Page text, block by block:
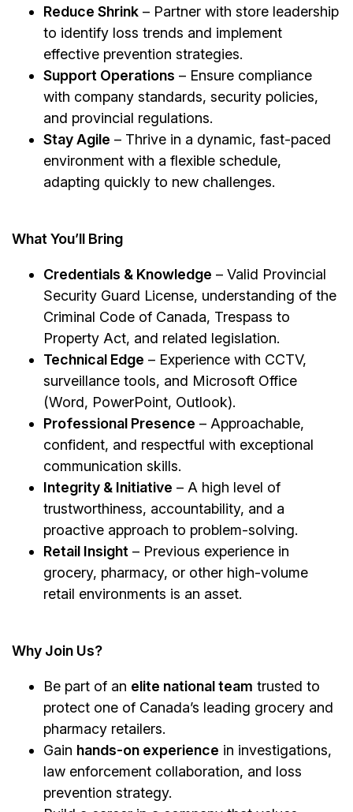
Reduce Shrink – Partner with store leadership
to identify loss trends and implement
effective prevention strategies.
Support Operations – Ensure compliance
with company standards, security policies,
and provincial regulations.
Stay Agile – Thrive in a dynamic, fast-paced
environment with a flexible schedule,
adapting quickly to new challenges.
What You’ll Bring
Credentials & Knowledge – Valid Provincial
Security Guard License, understanding of the
Criminal Code of Canada, Trespass to
Property Act, and related legislation.
Technical Edge – Experience with CCTV,
surveillance tools, and Microsoft Office
(Word, PowerPoint, Outlook).
Professional Presence – Approachable,
confident, and respectful with exceptional
communication skills.
Integrity & Initiative – A high level of
trustworthiness, accountability, and a
proactive approach to problem-solving.
Retail Insight – Previous experience in
grocery, pharmacy, or other high-volume
retail environments is an asset.
Why Join Us?
Be part of an elite national team trusted to
protect one of Canada’s leading grocery and
pharmacy retailers.
Gain hands-on experience in investigations,
law enforcement collaboration, and loss
prevention strategy.